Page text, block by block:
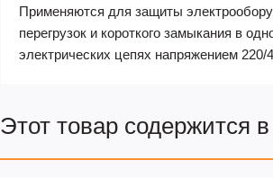
Применяются для защиты
перегрузок и короткого замыкания в
электрических цепях напряжением 220/
Этот товар содержится в